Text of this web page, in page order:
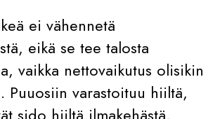
ei vähennetä
eikä se tee talosta
vaikka nettovaikutus olisikin
Puuosiin varastoituu hiiltä,